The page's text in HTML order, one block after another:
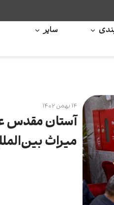
سایر
۱۴ بهمن ۱۴۰۲
آستان مقدس
میراث